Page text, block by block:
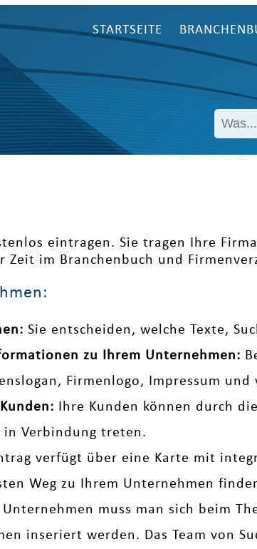
STARTSEITE
eintragen. Sie tragen Ihre
im Branchenbuch und
Sie entscheiden, welche Texte,
zu Ihrem Unternehmen:
Firmenlogo, Impressum und
Ihre Kunden können durch
Verbindung treten.
verfügt über eine Karte mit
Weg zu Ihrem Unternehmen
Unternehmen muss man sich beim
inseriert werden. Das Team von